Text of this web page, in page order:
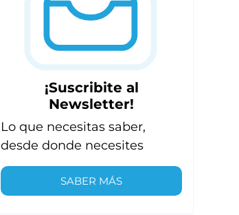
¡Suscribite al
Newsletter!
Lo que necesitas saber,
desde donde necesites
SABER MÁS